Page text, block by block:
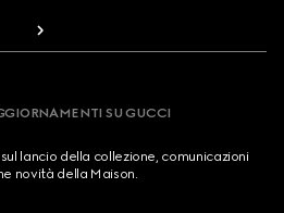
SU GUCCI
lancio della collezione, comunicazioni
novità della Maison.